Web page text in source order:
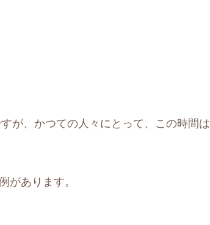
が、かつての人々にとって、この時間は
があります。